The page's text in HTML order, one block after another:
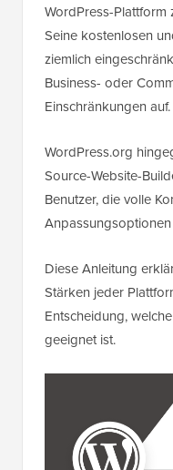
WordPress-Plattform
Seine kostenlosen
ziemlich
Business- oder
Einschränkungen auf.
WordPress.org
Source-Website-
Benutzer, die volle
Diese Anleitung
Stärken jeder
Entscheidung,
geeignet ist.